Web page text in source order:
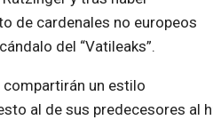
de cardenales no europeos
del “Vatileaks”.
un estilo
al de sus predecesores al